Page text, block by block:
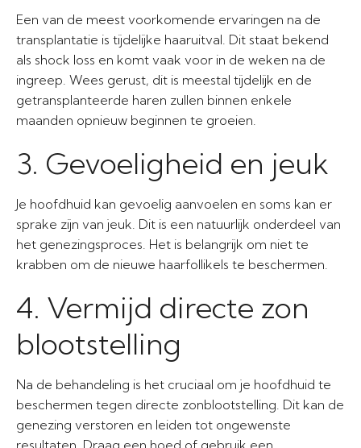
Een van de meest voorkomende ervaringen na de
transplantatie is tijdelijke haaruitval. Dit staat bekend
als shock loss en komt vaak voor in de weken na de
ingreep. Wees gerust, dit is meestal tijdelijk en de
getransplanteerde haren zullen binnen enkele
maanden opnieuw beginnen te groeien.
3. Gevoeligheid en jeuk
Je hoofdhuid kan gevoelig aanvoelen en soms kan er
sprake zijn van jeuk. Dit is een natuurlijk onderdeel van
het genezingsproces. Het is belangrijk om niet te
krabben om de nieuwe haarfollikels te beschermen.
4. Vermijd directe zon
blootstelling
Na de behandeling is het cruciaal om je hoofdhuid te
beschermen tegen directe zonblootstelling. Dit kan de
genezing verstoren en leiden tot ongewenste
resultaten. Draag een hoed of gebruik een